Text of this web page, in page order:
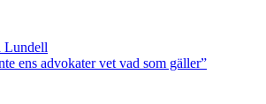
Lundell